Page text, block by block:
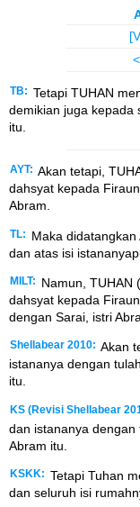
TB: Tetapi TUHAN
demikian juga kepada
itu.
AYT: Akan tetapi,
dahsyat kepada
Abram.
TL:
Maka
dan atas isi
MILT:
Namun, TUHAN
dahsyat kepada
dengan Sarai, istri
Shellabear 2010: Akan
istananya dengan
itu.
KS (Revisi Shellabear
dan istananya
Abram itu.
KSKK: Tetapi Tuhan
dan seluruh isi